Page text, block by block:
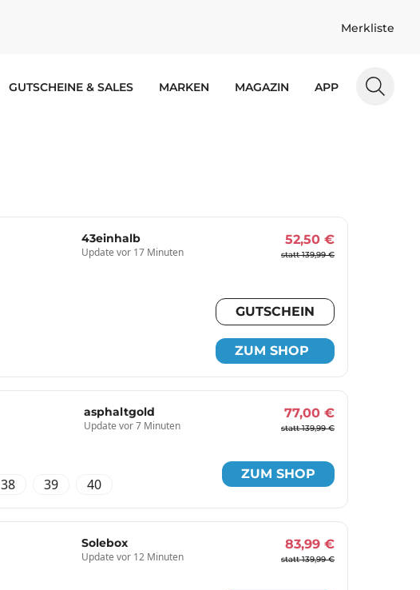
Merkliste
GUTSCHEINE & SALES MARKEN MAGAZIN APP
43einhalb
Update vor 17 Minuten
52,50 €
statt 139,99 €
GUTSCHEIN
ZUM SHOP
asphaltgold
Update vor 7 Minuten
77,00 €
statt 139,99 €
38 39 40
ZUM SHOP
Solebox
Update vor 12 Minuten
83,99 €
statt 139,99 €